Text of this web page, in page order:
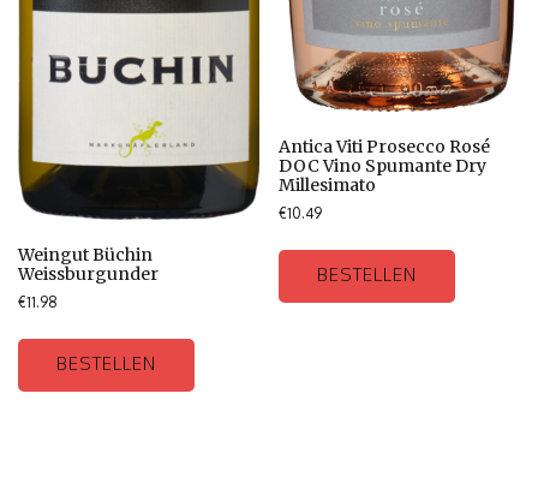
Weingut Büchin
Weissburgunder
€11.98
BESTELLEN
Antica Viti Prosecco Rosé
DOC Vino Spumante Dry
Millesimato
€10.49
BESTELLEN